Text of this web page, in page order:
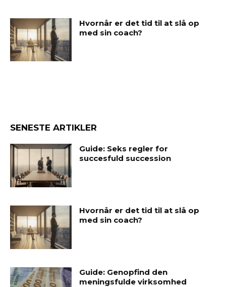
Hvornår er det tid til at slå op
med sin coach?
SENESTE ARTIKLER
Guide: Seks regler for
succesfuld succession
Hvornår er det tid til at slå op
med sin coach?
Guide: Genopfind den
meningsfulde virksomhed